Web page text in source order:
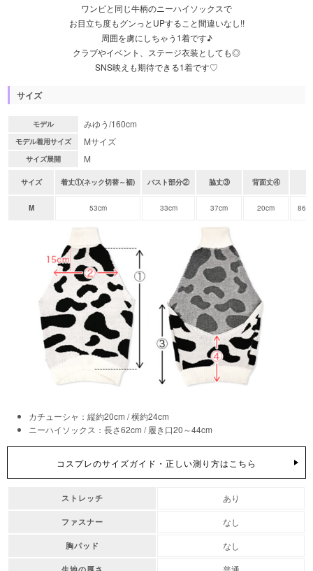
ワンピと同じ牛柄のニーハイソックスで
お目立ち度もグンっとUPすること間違いなし!!
周囲を虜にしちゃう1着です♪
クラブやイベント、ステージ衣装としても◎
SNS映えも期待できる1着です♡
サイズ
モデル みゆう/160cm
モデル着用サイズ Mサイズ
サイズ展開 M
サイズ 着丈①(ネック切替～裾) バスト部分② 脇丈③ 背面丈④
M 53cm 33cm 37cm 20cm 86
カチューシャ：縦約20cm / 横約24cm
ニーハイソックス：長さ62cm / 履き口20～44cm
コスプレのサイズガイド・正しい測り方はこちら
ストレッチ あり
ファスナー なし
胸パッド なし